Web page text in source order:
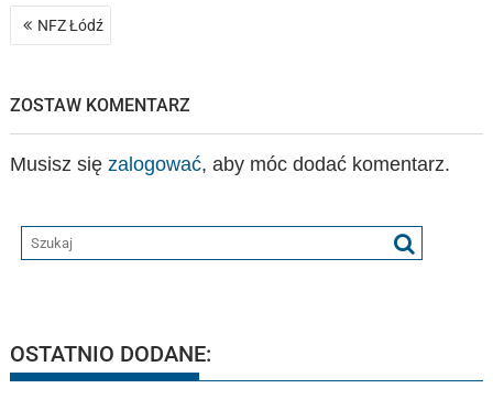
Nawigacja
wpisu
NFZ Łódź
ZOSTAW KOMENTARZ
Musisz sięzalogować, aby móc dodać komentarz.
OSTATNIO DODANE: